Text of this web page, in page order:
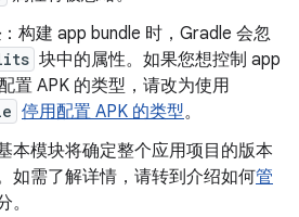
：构建 app bundle 时，Gradle 会忽
块中的属性。如果您想控制 app
置 APK 的类型，请改为使用
停用配置 APK 的类型。
本模块将确定整个应用项目的版本
如需了解详情，请转到介绍如何管
。